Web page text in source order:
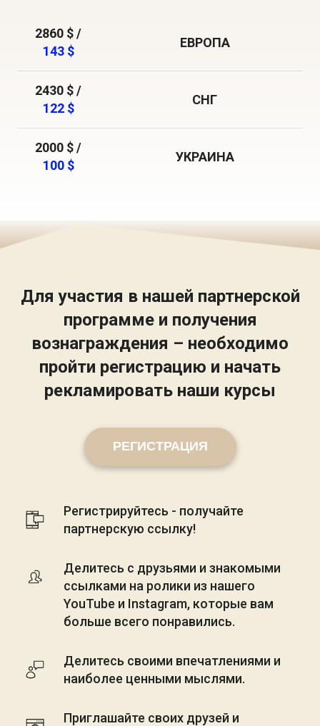
ЕВРОПА
2860 $ /
143 $
СНГ
2430 $ /
122 $
УКРАИНА
2000 $ /
100 $
Для участия в нашей партнерской
программе и получения
вознаграждения – необходимо
пройти регистрацию и начать
рекламировать наши курсы
РЕГИСТРАЦИЯ
Регистрируйтесь - получайте
партнерскую ссылку!
Делитесь с друзьями и знакомыми
ссылками на ролики из нашего
YouTube и Instagram, которые вам
больше всего понравились.
Делитесь своими впечатлениями и
наиболее ценными мыслями.
Приглашайте своих друзей и